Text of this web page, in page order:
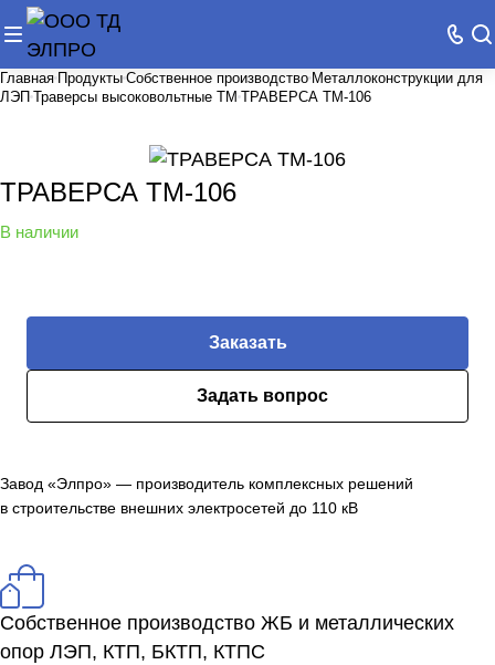
Главная Продукты Собственное производство Металлоконструкции для
ЛЭП Траверсы высоковольтные ТМ ТРАВЕРСА ТМ-106
ТРАВЕРСА ТМ-106
В наличии
Заказать
Задать вопрос
Завод «Элпро» — производитель комплексных решений
в строительстве внешних электросетей до 110 кВ
Собственное производство ЖБ и металлических
опор ЛЭП, КТП, БКТП, КТПС